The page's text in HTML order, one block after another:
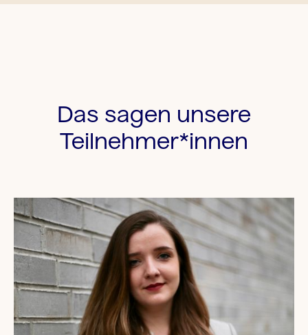
Das sagen unsere
Teilnehmer*innen